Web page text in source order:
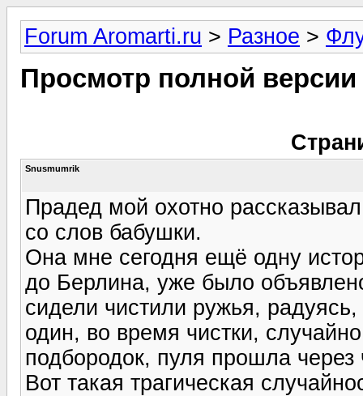
Forum Aromarti.ru > Разное >
Просмотр полной
Snusmumrik
Прадед мой охотно
со слов бабушки.
Она мне сегодня ещё одну
до Берлина, уже было
сидели чистили ружья,
один, во время чистки,
подбородок, пуля прошла
Вот такая трагическая